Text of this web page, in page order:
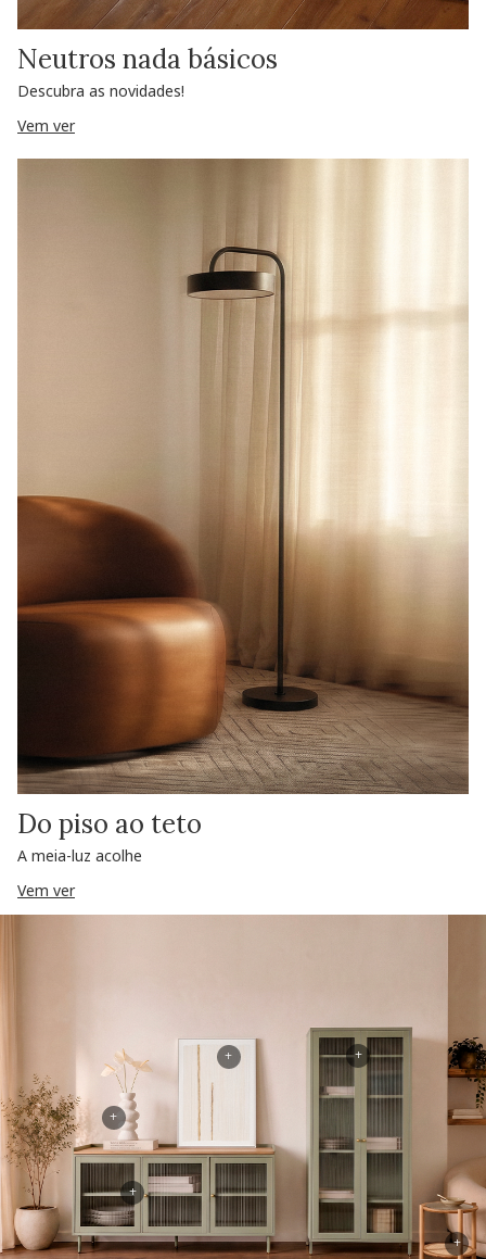
Neutros nada básicos
Descubra as novidades!
Vem ver
Do piso ao teto
A meia-luz acolhe
Vem ver
+
+
+
+
+